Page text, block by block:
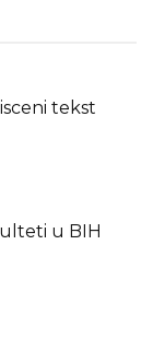
tekst
u BIH